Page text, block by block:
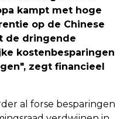
kampt met hoge
op de Chinese
de dringende
kostenbesparingen
zegt financieel
al forse besparingen